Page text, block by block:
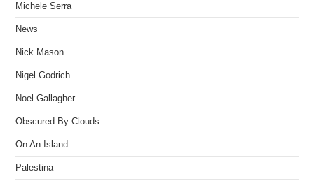
Michele Serra
News
Nick Mason
Nigel Godrich
Noel Gallagher
Obscured By Clouds
On An Island
Palestina